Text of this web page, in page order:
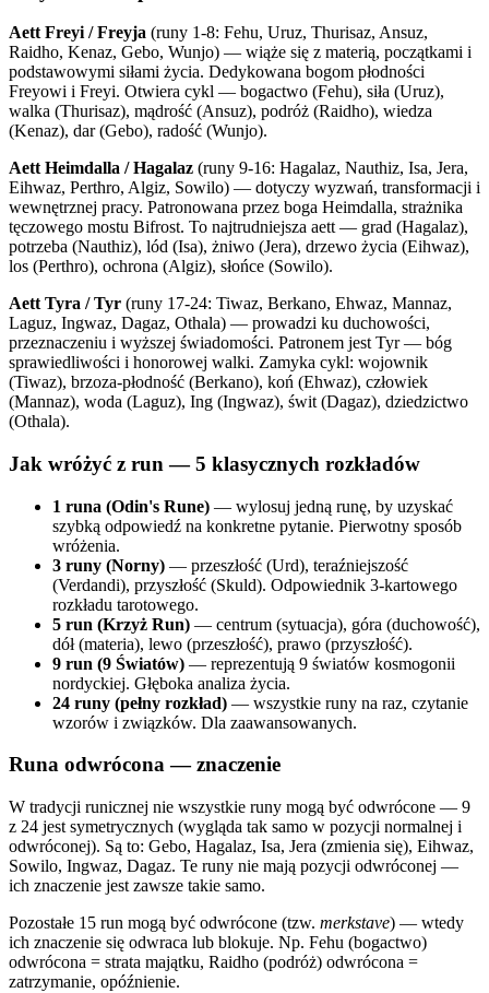
Aett Freyi / Freyja (runy 1-8: Fehu, Uruz, Thurisaz, Ansuz,
Raidho, Kenaz, Gebo, Wunjo) — wiąże się z materią, początkami i
podstawowymi siłami życia. Dedykowana bogom płodności
Freyowi i Freyi. Otwiera cykl — bogactwo (Fehu), siła (Uruz),
walka (Thurisaz), mądrość (Ansuz), podróż (Raidho), wiedza
(Kenaz), dar (Gebo), radość (Wunjo).
Aett Heimdalla / Hagalaz (runy 9-16: Hagalaz, Nauthiz, Isa, Jera,
Eihwaz, Perthro, Algiz, Sowilo) — dotyczy wyzwań, transformacji i
wewnętrznej pracy. Patronowana przez boga Heimdalla, strażnika
tęczowego mostu Bifrost. To najtrudniejsza aett — grad (Hagalaz),
potrzeba (Nauthiz), lód (Isa), żniwo (Jera), drzewo życia (Eihwaz),
los (Perthro), ochrona (Algiz), słońce (Sowilo).
Aett Tyra / Tyr (runy 17-24: Tiwaz, Berkano, Ehwaz, Mannaz,
Laguz, Ingwaz, Dagaz, Othala) — prowadzi ku duchowości,
przeznaczeniu i wyższej świadomości. Patronem jest Tyr — bóg
sprawiedliwości i honorowej walki. Zamyka cykl: wojownik
(Tiwaz), brzoza-płodność (Berkano), koń (Ehwaz), człowiek
(Mannaz), woda (Laguz), Ing (Ingwaz), świt (Dagaz), dziedzictwo
(Othala).
Jak wróżyć z run — 5 klasycznych rozkładów
1 runa (Odin's Rune) — wylosuj jedną runę, by uzyskać
szybką odpowiedź na konkretne pytanie. Pierwotny sposób
wróżenia.
3 runy (Norny) — przeszłość (Urd), teraźniejszość
(Verdandi), przyszłość (Skuld). Odpowiednik 3-kartowego
rozkładu tarotowego.
5 run (Krzyż Run) — centrum (sytuacja), góra (duchowość),
dół (materia), lewo (przeszłość), prawo (przyszłość).
9 run (9 Światów) — reprezentują 9 światów kosmogonii
nordyckiej. Głęboka analiza życia.
24 runy (pełny rozkład) — wszystkie runy na raz, czytanie
wzorów i związków. Dla zaawansowanych.
Runa odwrócona — znaczenie
W tradycji runicznej nie wszystkie runy mogą być odwrócone — 9
z 24 jest symetrycznych (wygląda tak samo w pozycji normalnej i
odwróconej). Są to: Gebo, Hagalaz, Isa, Jera (zmienia się), Eihwaz,
Sowilo, Ingwaz, Dagaz. Te runy nie mają pozycji odwróconej —
ich znaczenie jest zawsze takie samo.
Pozostałe 15 run mogą być odwrócone (tzw. merkstave) — wtedy
ich znaczenie się odwraca lub blokuje. Np. Fehu (bogactwo)
odwrócona = strata majątku, Raidho (podróż) odwrócona =
zatrzymanie, opóźnienie.